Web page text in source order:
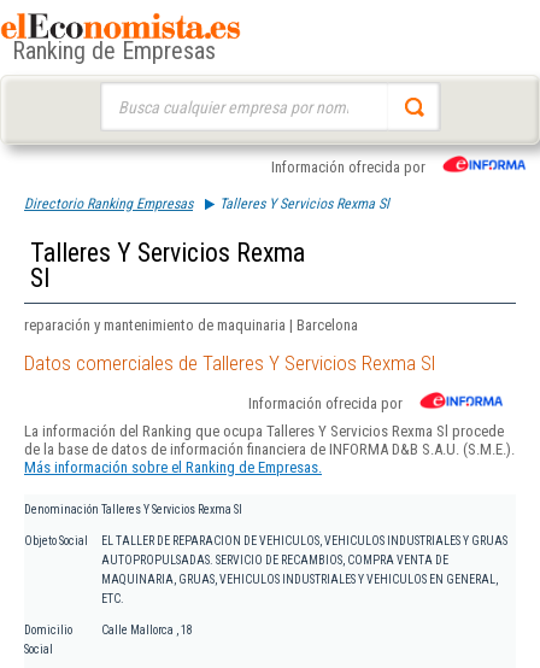
Ranking de Empresas
Información ofrecida por
Directorio Ranking Empresas Talleres Y Servicios Rexma Sl
Talleres Y Servicios Rexma
Sl
reparación y mantenimiento de maquinaria | Barcelona
Datos comerciales de Talleres Y Servicios Rexma Sl
Información ofrecida por
La información del Ranking que ocupa Talleres Y Servicios Rexma Sl procede
de la base de datos de información financiera de INFORMA D&B S.A.U. (S.M.E.).
Más información sobre el Ranking de Empresas.
Denominación Talleres Y Servicios Rexma Sl
Objeto Social
EL TALLER DE REPARACION DE VEHICULOS, VEHICULOS INDUSTRIALES Y GRUAS
AUTOPROPULSADAS. SERVICIO DE RECAMBIOS, COMPRA VENTA DE
MAQUINARIA, GRUAS, VEHICULOS INDUSTRIALES Y VEHICULOS EN GENERAL,
ETC.
Domicilio
Social
Calle Mallorca , 18